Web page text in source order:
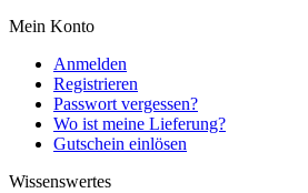
Mein Konto
Anmelden
Registrieren
Passwort vergessen?
Wo ist meine Lieferung?
Gutschein einlösen
Wissenswertes